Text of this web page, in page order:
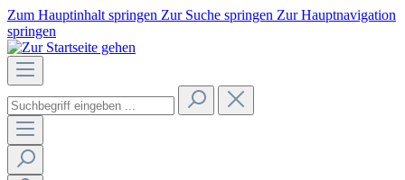
Zum Hauptinhalt springen Zur Suche springen Zur Hauptnavigation
springen